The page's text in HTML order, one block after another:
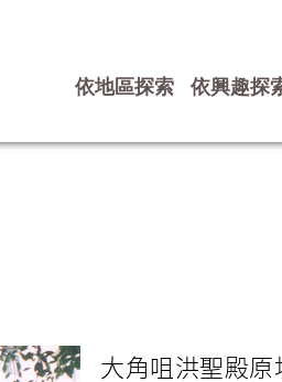
依地區探索 依興趣探
大角咀洪聖殿